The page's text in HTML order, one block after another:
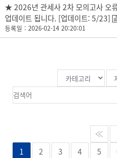
★ 2026년 관세사 2차 모의고사 오
업데이트 됩니다. [업데이트: 5/23]
등록일 : 2026-02-14 20:20:01
1 2 3 4 5